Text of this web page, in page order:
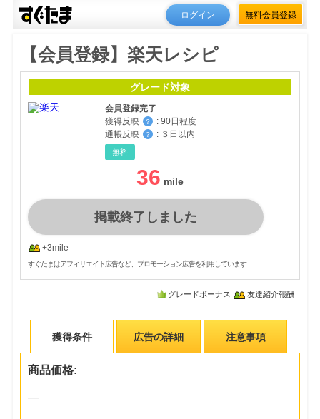
ログイン 無料会員登録
【会員登録】楽天レシピ
グレード対象
会員登録完了
獲得反映
？ : 90日程度
通帳反映
？ : ３日以内
無料
36
掲載終了しました
+3mile
すぐたまはアフィリエイト広告など、プロモーション広告を利用しています
グレードボーナス 友達紹介報酬
獲得条件 広告の詳細 注意事項
商品価格:
―